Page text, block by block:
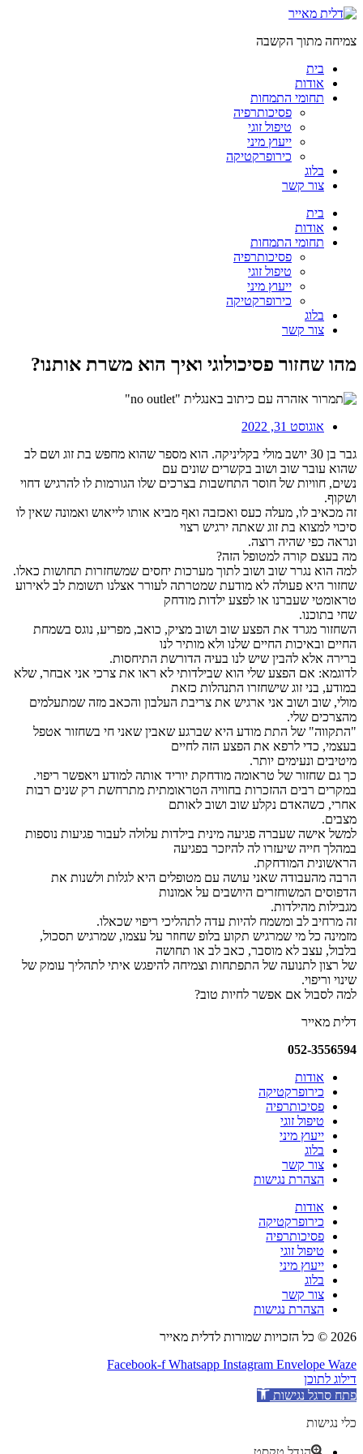
דלג
צמיחה מתוך הקשבה
בית
אודות
תחומי התמחות
פסיכותרפיה
טיפול זוגי
ייעוץ מיני
כירופרקטיקה
בלוג
צור קשר
בית
אודות
תחומי התמחות
פסיכותרפיה
טיפול זוגי
ייעוץ מיני
כירופרקטיקה
בלוג
צור קשר
מהו שחזור פסיכולוגי ואיך הוא משרת אותנו?
אוגוסט 31, 2022
גבר בן 30 יושב מולי בקליניקה. הוא מספר שהוא מחפש בת זוג ושם לב
שהוא עובר שוב ושוב בקשרים שונים עם
נשים, חוויות של חוסר התחשבות בצרכים שלו הגורמות לו להרגיש דחוי
ושקוף.
זה מכאיב לו, מעלה כעס ואכזבה ואף מביא אותו לייאוש ואמונה שאין לו
סיכוי למצוא בת זוג שאתה ירגיש רצוי
ונראה כפי שהיה רוצה.
מה בעצם קורה למטופל הזה?
למה הוא נגרר שוב ושוב לתוך מערכות יחסים שמשחזרות תחושות כאלו.
שחזור היא פעולה לא מודעת שמטרתה לעורר אצלנו תשומת לב לאירוע
טראומטי שעברנו או לפצע ילדות מודחק
שחי בתוכנו.
השחזור מגרד את הפצע שוב ושוב מציק, כואב, מפריע, נוגס בשמחת
החיים ובאיכות החיים שלנו ולא מותיר לנו
ברירה אלא להבין שיש לנו בעיה הדורשת התיחסות.
לדוגמא: אם הפצע שלי הוא שבילדותי לא ראו את צרכי אני אבחר, שלא
במודע, בני זוג שישחזרו התנהלות כזאת
מולי, שוב ושוב אני ארגיש את צריבת העלבון והכאב מזה שמתעלמים
מהצרכים שלי.
"התקווה" של התת מודע היא שברגע שאבין שאני חי בשחזור אטפל
בעצמי, כדי לרפא את הפצע הזה לחיים
מיטיבים ונעימים יותר.
כך גם שחזור של טראומה מודחקת יוריד אותה למודע ויאפשר ריפוי.
במקרים רבים ההזכרות בחוויה הטראומתית מתרחשת רק שנים רבות
אחרי, כשהאדם נקלע שוב ושוב לאותם
מצבים.
למשל אישה שעברה פגיעה מינית בילדות עלולה לעבור פגיעות נוספות
במהלך חייה שיעזרו לה להיזכר בפגיעה
הראשונית המודחקת.
הרבה מהעבודה שאני עושה עם מטופלים היא לגלות ולשנות את
הדפוסים המשוחזרים היושבים על אמונות
מגבילות מהילדות.
זה מרחיב לב ומשמח להיות עדה לתהליכי ריפוי שכאלו.
מזמינה כל מי שמרגיש תקוע בלופ שחוזר על עצמו, שמרגיש תסכול,
בלבול, עצב לא מוסבר, כאב לב או תחושה
של רצון לתנועה של התפתחות וצמיחה להיפגש איתי לתהליך עומק של
שינוי וריפוי.
למה לסבול אם אפשר לחיות טוב?
דלית מאייר
052-3556594​
אודות
כירופרקטיקה
פסיכותרפיה
טיפול זוגי
ייעוץ מיני
בלוג
צור קשר
הצהרת נגישות
אודות
כירופרקטיקה
פסיכותרפיה
טיפול זוגי
ייעוץ מיני
בלוג
צור קשר
הצהרת נגישות
2026 © כל הזכויות שמורות לדלית מאייר
Facebook-f Whatsapp Instagram Envelope Waze
דילוג לתוכן
פתח סרגל נגישות
כלי נגישות